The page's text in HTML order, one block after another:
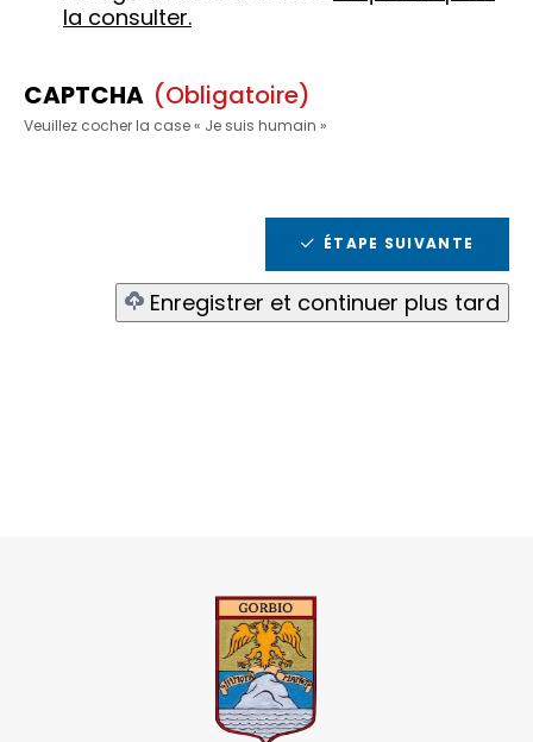
la consulter.
CAPTCHA (obligatoire)
Veuillez cocher la case « Je suis humain »
ÉTAPE SUIVANTE
Enregistrer et continuer plus tard